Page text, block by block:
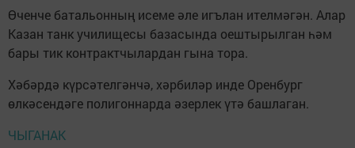
Өченче батальонның исеме әле игълан ителмәгән. Алар
Казан танк училищесы базасында оештырылган һәм
бары тик контрактчылардан гына тора.
Хәбәрдә күрсәтелгәнчә, хәрбиләр инде Оренбург
өлкәсендәге полигоннарда әзерлек үтә башлаган.
ЧЫГАНАК